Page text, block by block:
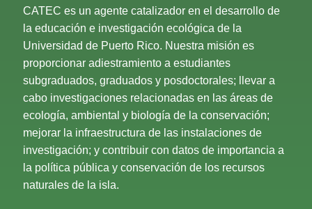
CATEC es un agente catalizador en el desarrollo de
la educación e investigación ecológica de la
Universidad de Puerto Rico. Nuestra misión es
proporcionar adiestramiento a estudiantes
subgraduados, graduados y posdoctorales; llevar a
cabo investigaciones relacionadas en las áreas de
ecología, ambiental y biología de la conservación;
mejorar la infraestructura de las instalaciones de
investigación; y contribuir con datos de importancia a
la política pública y conservación de los recursos
naturales de la isla.